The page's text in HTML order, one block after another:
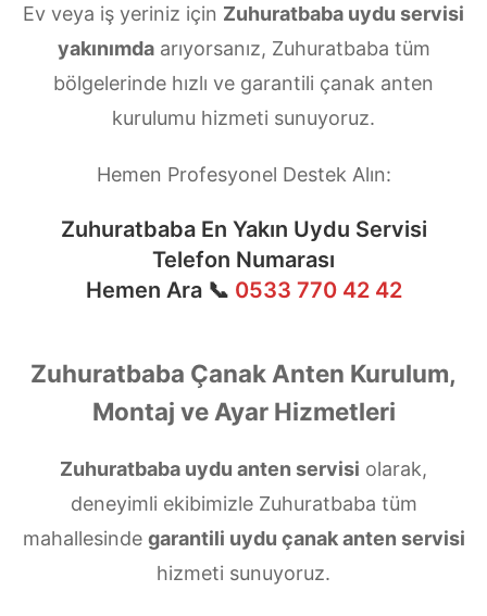
Ev veya iş yeriniz için Zuhuratbaba uydu servisi
yakınımdaarıyorsanız, Zuhuratbaba tüm
bölgelerinde hızlı ve garantili çanak anten
kurulumu hizmeti sunuyoruz.
Hemen Profesyonel Destek Alın:
Zuhuratbaba En Yakın Uydu Servisi
Telefon Numarası
Hemen Ara 📞 0533 770 42 42
Zuhuratbaba Çanak Anten Kurulum,
Montaj ve Ayar Hizmetleri
Zuhuratbaba uydu anten servisi olarak,
deneyimli ekibimizle Zuhuratbaba tüm
mahallesinde garantili uydu çanak anten servisi
hizmeti sunuyoruz.